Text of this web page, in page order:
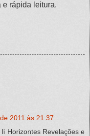
e rápida leitura.
2011 às 21:37
Horizontes Revelações e